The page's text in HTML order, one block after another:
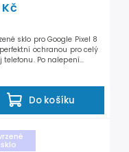
Do košíku
sklo pro Google Pixel 8
ochranou pro celý
telefonu. Po nalepení...
sklo